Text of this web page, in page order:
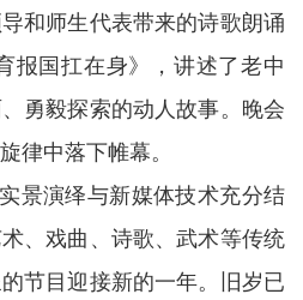
和师生代表带来的诗歌朗诵
报国扛在身》，讲述了老中
勇毅探索的动人故事。晚会
律中落下帷幕。
景演绎与新媒体技术充分结
、戏曲、诗歌、武术等传统
节目迎接新的一年。旧岁已